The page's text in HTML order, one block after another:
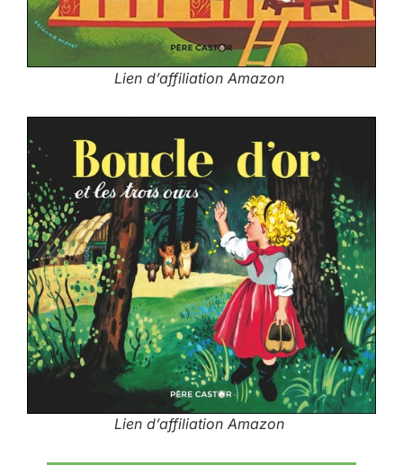
Lien d’affiliation Amazon
Lien d’affiliation Amazon